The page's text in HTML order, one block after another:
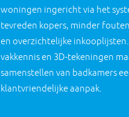
woningen ingericht via het
tevreden kopers, minder
en overzichtelijke
vakkennis en 3D-tekeningen
samenstellen van badkamers
klantvriendelijke aanpak.